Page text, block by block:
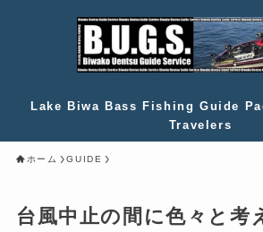
Lake Biwa Bass Fishing Guide
Travelers
ホーム GUIDE
台風中止の間に色々と考